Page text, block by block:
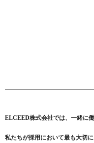
ELCEED株式会社では、一緒に
私たちが採用において最も大切